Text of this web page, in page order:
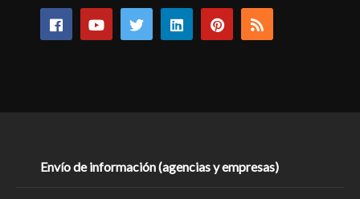
Envío de información (agencias y empresas)